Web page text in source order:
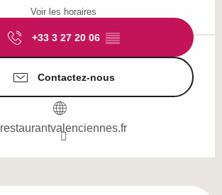
Voir les horaires
+33 3 27 20 06 ▒▒
Contactez-nous
restaurantvalenciennes.fr